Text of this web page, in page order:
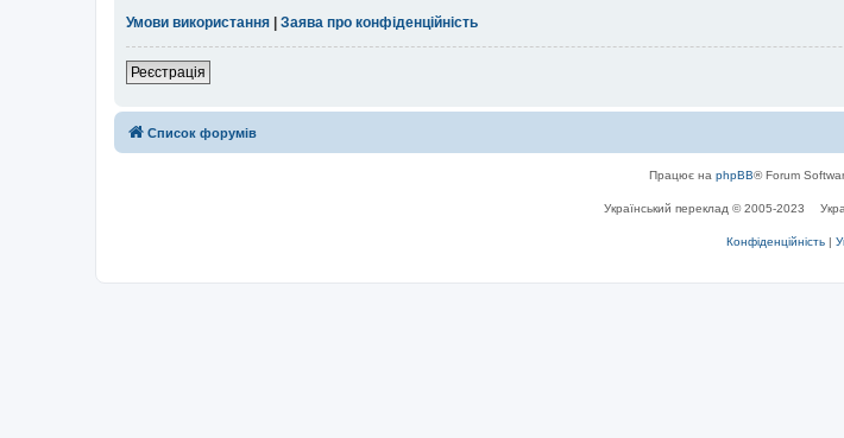
Умови використання
Заява про конфіденційність
Реєстрація
Список форумів
Працює на phpBB® Forum
Український переклад © 2005-2023
Конфіденційність |